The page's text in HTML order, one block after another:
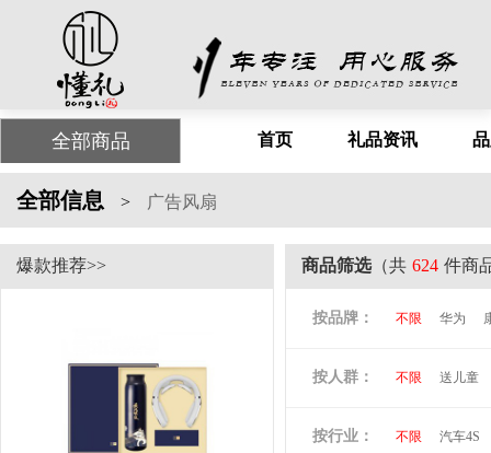
全部商品 首页 礼品资讯
全部信息 > 广告风扇
爆款推荐>> 商品筛选（共 624 件商
按品牌： 不限 华为
尚膳厨 墨森
按人群： 不限 送儿童
按行业： 不限 汽车4S